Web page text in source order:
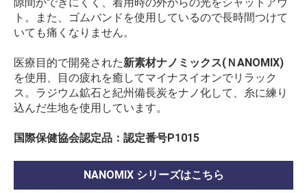
ト。また、ゴムバンドを使用しているので長時間つけて
いても痛くなりません。
医療目的で開発された新素材ナノミックス(ＮANOMIX)
を使用、目の疲れを癒してマイナスイオンでリラック
ス。ラジウム鉱石と紀州備長炭をナノ化して、糸に練り
込んだ生地を使用しています。
国際保健協会認定品：認定番号P1015
NANOMIX シリーズはこちら